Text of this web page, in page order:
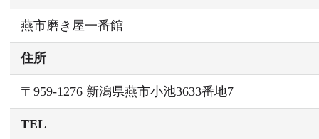
燕市磨き屋一番館
住所
〒959-1276 新潟県燕市小池3633番地7
TEL